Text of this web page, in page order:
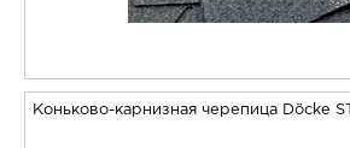
Коньково-карнизная черепица Döcke